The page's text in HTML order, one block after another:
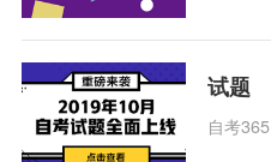
试题
自考365